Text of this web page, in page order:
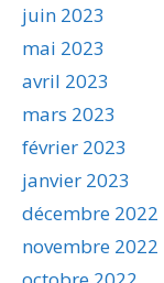
juin 2023
mai 2023
avril 2023
mars 2023
février 2023
janvier 2023
décembre 2022
novembre 2022